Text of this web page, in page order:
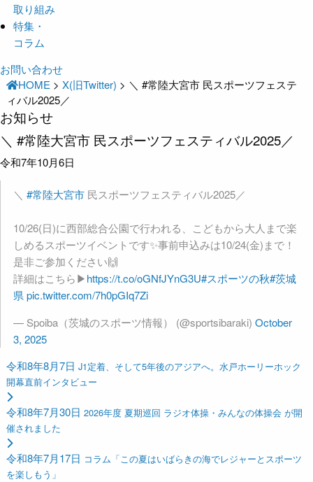
取り組み
特集・
コラム
お問い合わせ
HOME >X(旧Twitter) > ＼ #常陸大宮市 民スポーツフェステ
ィバル2025／
お知らせ
＼ #常陸大宮市 民スポーツフェスティバル2025／
令和7年10月6日
＼ #常陸大宮市民スポーツフェスティバル2025／
10/26(日)に西部総合公園で行われる、こどもから大人まで楽
しめるスポーツイベントです✨事前申込みは10/24(金)まで！
是非ご参加ください🙌
詳細はこちら▶https://t.co/oGNfJYnG3U#スポーツの秋#茨城
県pic.twitter.com/7h0pGIq7Zi
— Spoiba（茨城のスポーツ情報） (@sportsibaraki) October
3, 2025
令和8年8月7日 J1定着、そして5年後のアジアへ。水戸ホーリーホック
開幕直前インタビュー
令和8年7月30日 2026年度 夏期巡回 ラジオ体操・みんなの体操会 が開
催されました
令和8年7月17日 コラム「この夏はいばらきの海でレジャーとスポーツ
を楽しもう」